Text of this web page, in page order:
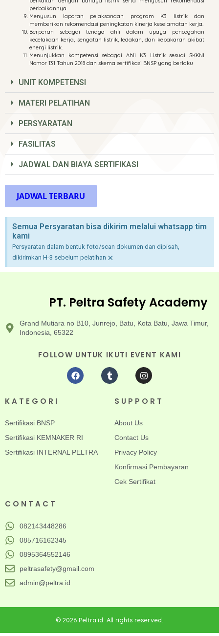
perbaikannya.
Menyusun laporan pelaksanaan program K3 listrik dan
memberikan rekomendasi peningkatan kinerja keselamatan kerja.
Berperan sebagai tenaga ahli dalam upaya pencegahan
kecelakaan kerja, sengatan listrik, ledakan, dan kebakaran akibat
energi listrik.
Menunjukkan kompetensi sebagai Ahli K3 Listrik sesuai SKKNI
Nomor 131 Tahun 2018 dan skema sertifikasi BNSP yang berlaku
UNIT KOMPETENSI
MATERI PELATIHAN
PERSYARATAN
FASILITAS
JADWAL DAN BIAYA SERTIFIKASI
JADWAL TERBARU
Semua Persyaratan bisa dikirim melalui whatsapp tim
kami
Persyaratan dalam bentuk foto/scan dokumen dan dipisah,
dikirimkan H-3 sebelum pelatihan ×
PT. Peltra Safety Academy
Grand Mutiara no B10, Junrejo, Batu, Kota Batu, Jawa Timur,
Indonesia, 65322
FOLLOW UNTUK IKUTI EVENT KAMI
KATEGORI
Sertifikasi BNSP
Sertifikasi KEMNAKER RI
Sertifikasi INTERNAL PELTRA
SUPPORT
About Us
Contact Us
Privacy Policy
Konfirmasi Pembayaran
Cek Sertifikat
CONTACT
082143448286
085716162345
0895364552146
peltrasafety@gmail.com
admin@peltra.id
© 2026 Peltra.id. All rights reserved.